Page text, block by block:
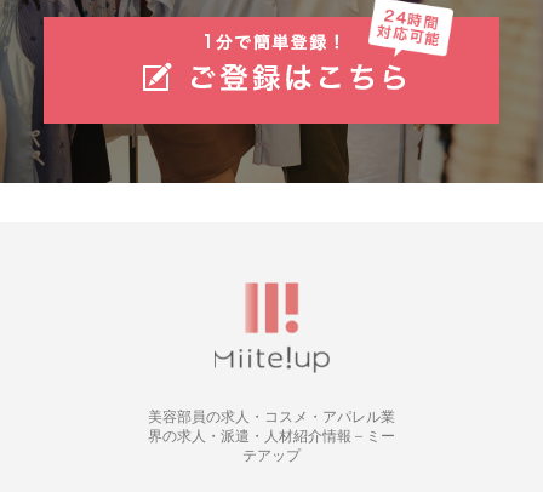
美容部員の求人・コスメ・アパレル業
界の求人・派遣・人材紹介情報 – ミー
テアップ